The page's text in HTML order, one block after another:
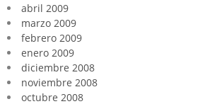
abril 2009
marzo 2009
febrero 2009
enero 2009
diciembre 2008
noviembre 2008
octubre 2008